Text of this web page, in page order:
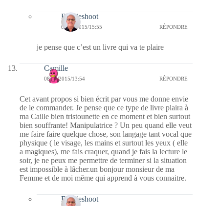
Bernieshoot
09/10/2015/15:55 RÉPONDRE
je pense que c’est un livre qui va te plaire
Camille
08/10/2015/13:54 RÉPONDRE
Cet avant propos si bien écrit par vous me donne envie
de le commander. Je pense que ce type de livre plaira à
ma Caille bien tristounette en ce moment et bien surtout
bien souffrante! Manipulatrice ? Un peu quand elle veut
me faire faire quelque chose, son langage tant vocal que
physique ( le visage, les mains et surtout les yeux ( elle
a magiques), me fais craquer, quand je fais la lecture le
soir, je ne peux me permettre de terminer si la situation
est impossible à lâcher.un bonjour monsieur de ma
Femme et de moi même qui apprend à vous connaitre.
Bernieshoot